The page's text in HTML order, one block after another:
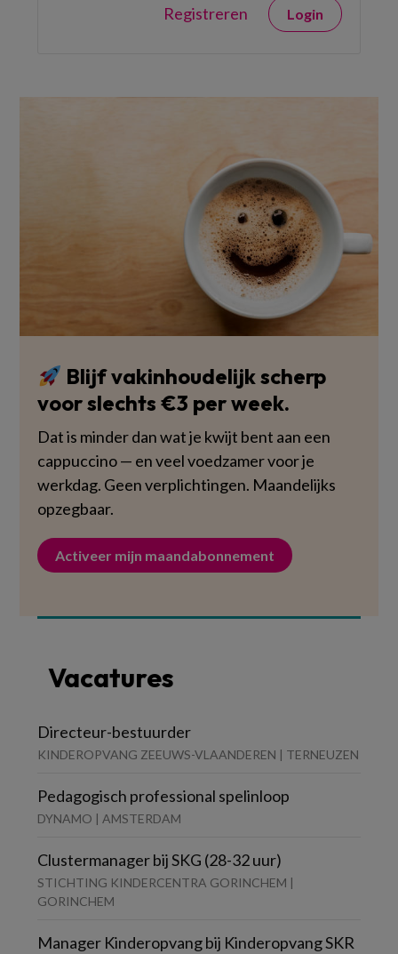
Registreren Login
Blijf vakinhoudelijk scherp
voor slechts €3 per week.
Dat is minder dan wat je kwijt bent aan een
cappuccino — en veel voedzamer voor je
werkdag. Geen verplichtingen. Maandelijks
opzegbaar.
Activeer mijn maandabonnement
Vacatures
Directeur-bestuurder
KINDEROPVANG ZEEUWS-VLAANDEREN | TERNEUZEN
Pedagogisch professional spelinloop
DYNAMO | AMSTERDAM
Clustermanager bij SKG (28-32 uur)
STICHTING KINDERCENTRA GORINCHEM |
GORINCHEM
Manager Kinderopvang bij Kinderopvang SKR